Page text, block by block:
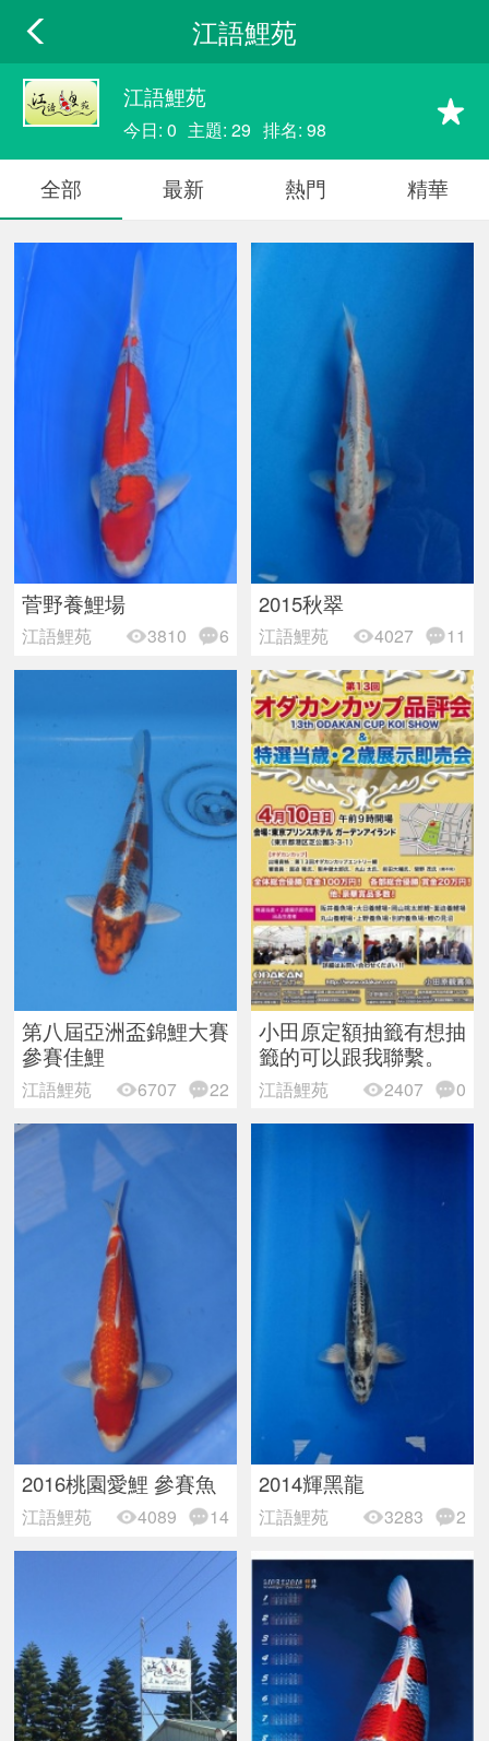
江語鯉苑
江語鯉苑
今日: 0 主題: 29 排名: 98
全部 最新 熱門 精華
菅野養鯉場
江語鯉苑 3810 6
2015秋翠
江語鯉苑 4027 11
第八屆亞洲盃錦鯉大賽
參賽佳鯉
江語鯉苑 6707 22
小田原定額抽籤有想抽
籤的可以跟我聯繫。
江語鯉苑 2407 0
2016桃園愛鯉 參賽魚
江語鯉苑 4089 14
2014輝黑龍
江語鯉苑 3283 2